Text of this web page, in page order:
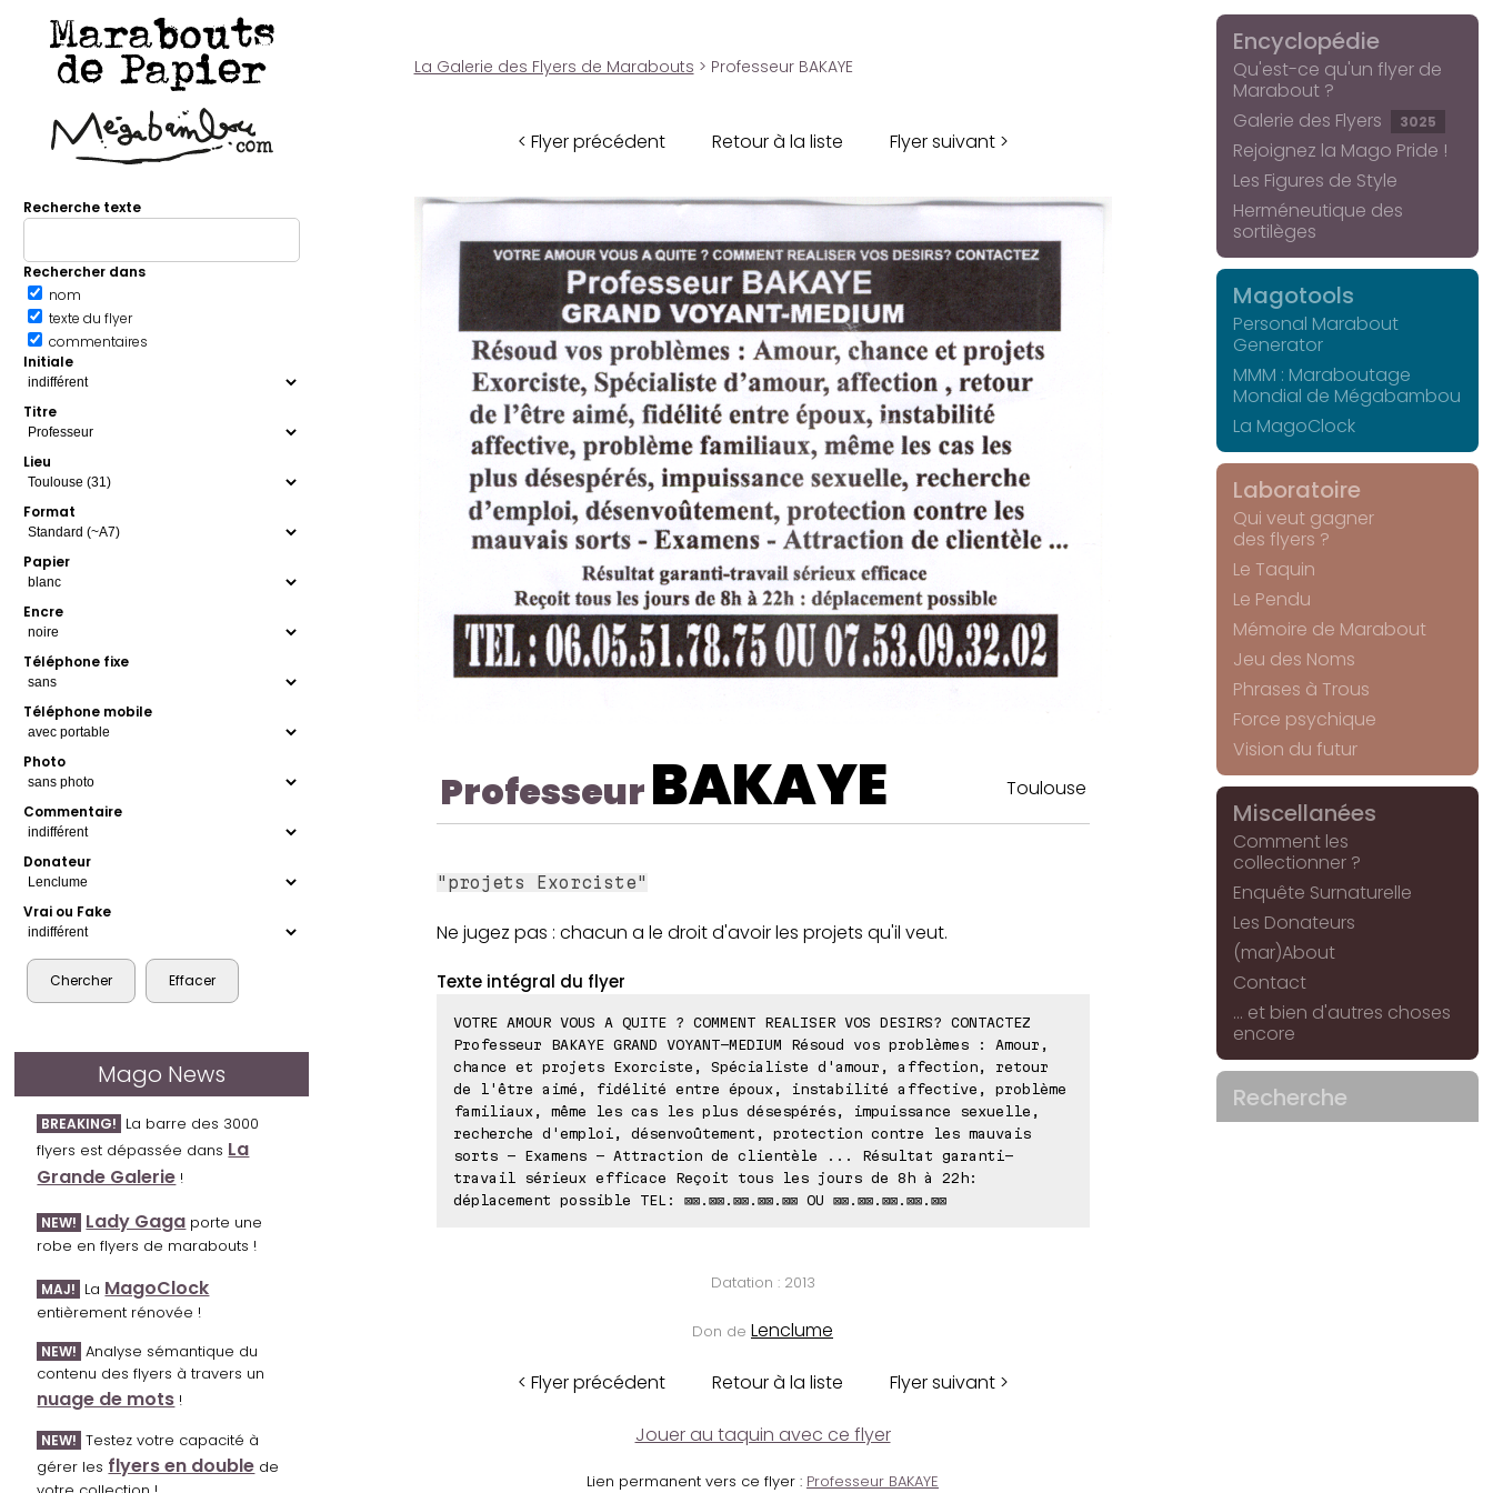
Marabouts
de Papier
Recherche texte
Rechercher dans
nom
texte du flyer
commentaires
Initiale
Titre
Lieu
Format
Papier
Encre
Téléphone fixe
Téléphone mobile
Photo
Commentaire
Donateur
Vrai ou Fake
Mago News
BREAKING! La barre des 3000
flyers est dépassée dans La
Grande Galerie !
NEW! Lady Gaga porte une
robe en flyers de marabouts !
MAJ! La MagoClock
entièrement rénovée !
NEW! Analyse sémantique du
contenu des flyers à travers un
nuage de mots !
NEW! Testez votre capacité à
gérer les flyers en double de
La Galerie des Flyers de Marabouts > Professeur BAKAYE
< Flyer précédent Retour à la liste Flyer suivant >
ProfesseurBAKAYE Toulouse
"projets Exorciste"
Ne jugez pas : chacun a le droit d'avoir les projets qu'il veut.
Texte intégral du flyer
VOTRE AMOUR VOUS A QUITE ? COMMENT REALISER VOS DESIRS? CONTACTEZ
Professeur BAKAYE GRAND VOYANT-MEDIUM Résoud vos problèmes : Amour,
chance et projets Exorciste, Spécialiste d'amour, affection, retour
de l'être aimé, fidélité entre époux, instabilité affective, problème
familiaux, même les cas les plus désespérés, impuissance sexuelle,
recherche d'emploi, désenvoûtement, protection contre les mauvais
sorts - Examens - Attraction de clientèle ... Résultat garanti-
travail sérieux efficace Reçoit tous les jours de 8h à 22h:
déplacement possible TEL: ⊠⊠.⊠⊠.⊠⊠.⊠⊠.⊠⊠ OU ⊠⊠.⊠⊠.⊠⊠.⊠⊠.⊠⊠
Datation : 2013
Don de Lenclume
< Flyer précédent Retour à la liste Flyer suivant >
Jouer au taquin avec ce flyer
Lien permanent vers ce flyer : Professeur BAKAYE
Encyclopédie
Qu'est-ce qu'un flyer de
Marabout ?
Galerie des Flyers
3025
Rejoignez la Mago Pride !
Les Figures de Style
Herméneutique des
sortilèges
Magotools
Personal Marabout
Generator
MMM : Maraboutage
Mondial de Mégabambou
La MagoClock
Laboratoire
Qui veut gagner
des flyers ?
Le Taquin
Le Pendu
Mémoire de Marabout
Jeu des Noms
Phrases à Trous
Force psychique
Vision du futur
Miscellanées
Comment les
collectionner ?
Enquête Surnaturelle
Les Donateurs
(mar)About
Contact
... et bien d'autres choses
encore
Recherche